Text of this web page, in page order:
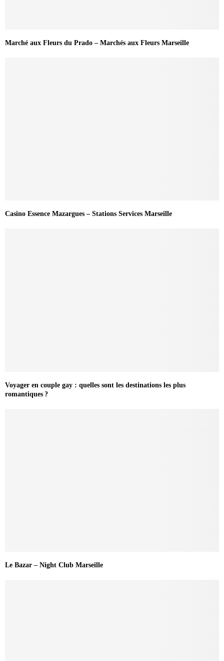
Marché aux Fleurs du Prado – Marchés aux Fleurs Marseille
Casino Essence Mazargues – Stations Services Marseille
Voyager en couple gay : quelles sont les destinations les plus
romantiques ?
Le Bazar – Night Club Marseille